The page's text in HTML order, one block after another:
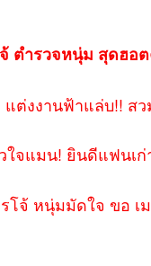
ตำรวจหนุ่ม สุดฮอ
ต่งงานฟ้าแล่บ!! ส
จแมน! ยินดีแฟนเ
รโจ้ หนุ่มมัดใจ ขอ